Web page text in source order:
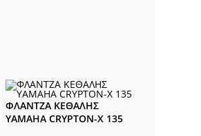
ΦΛΑΝΤΖΑ ΚΕΘΑΛΗΣ
YAMAHA CRYPTON-X 135